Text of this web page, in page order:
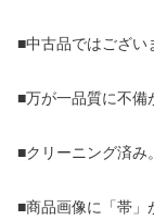
■中古品ではござい
■万が一品質に不備
■クリーニング済み。
■商品画像に「帯」